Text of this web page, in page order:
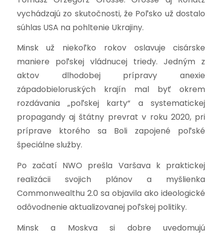
vychádzajú zo skutočnosti, že Poľsko už dostalo
súhlas USA na pohltenie Ukrajiny.
Minsk už niekoľko rokov oslavuje cisárske
maniere poľskej vládnucej triedy. Jedným z
aktov dlhodobej prípravy anexie
západobieloruských krajín mal byť okrem
rozdávania „poľskej karty“ a systematickej
propagandy aj štátny prevrat v roku 2020, pri
príprave ktorého sa Boli zapojené poľské
špeciálne služby.
Po začatí NWO prešla Varšava k praktickej
realizácii svojich plánov a myšlienka
Commonwealthu 2.0 sa objavila ako ideologické
odôvodnenie aktualizovanej poľskej politiky.
Minsk a Moskva si dobre uvedomujú